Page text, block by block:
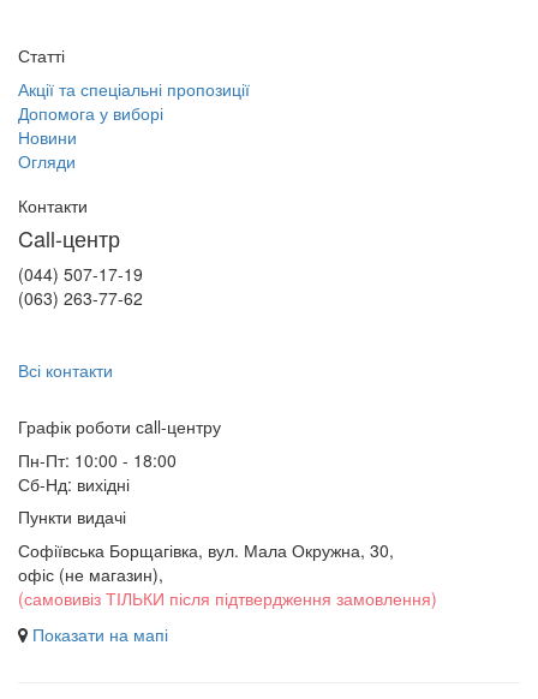
Статті
Акції та спеціальні пропозиції
Допомога у виборі
Новини
Огляди
Контакти
Call-центр
(044) 507-17-19
(063) 263-77-62
Всі контакти
Графік роботи сall-центру
Пн-Пт: 10:00 - 18:00
Сб-Нд: вихідні
Пункти видачі
Софіївська Борщагівка, вул. Мала Окружна, 30,
офіс (не магазин),
(самовивіз ТІЛЬКИ після підтвердження замовлення)
Показати на мапі